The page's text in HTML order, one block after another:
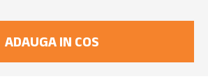
ADAUGA IN COS